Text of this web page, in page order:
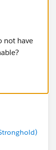
not have